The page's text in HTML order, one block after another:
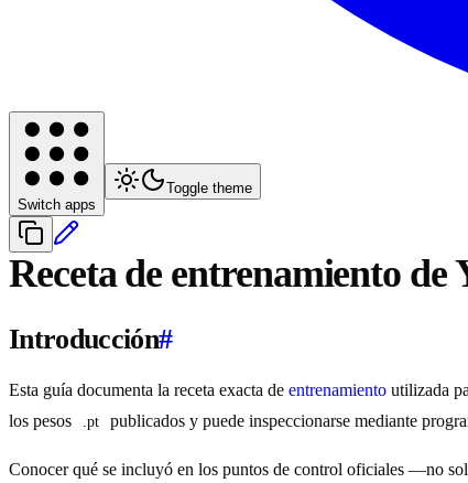
Switch apps
Toggle theme
Receta de entrenamiento de
Introducción#
Esta guía documenta la receta exacta de entrenamiento utilizada
los pesos
.pt publicados y puede inspeccionarse mediante
Conocer qué se incluyó en los puntos de control oficiales —no